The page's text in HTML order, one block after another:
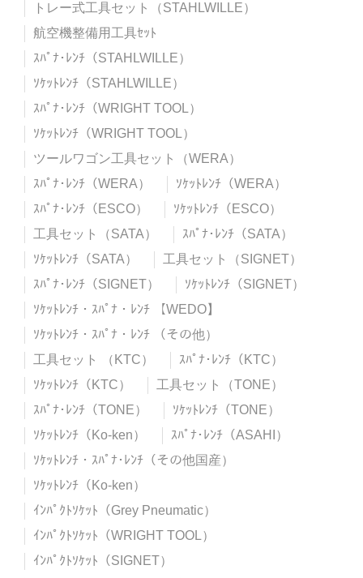
トレー式工具セット（STAHLWILLE）
航空機整備用工具ｾｯﾄ
ｽﾊﾟﾅ･ﾚﾝﾁ（STAHLWILLE）
ｿｹｯﾄﾚﾝﾁ（STAHLWILLE）
ｽﾊﾟﾅ･ﾚﾝﾁ（WRIGHT TOOL）
ｿｹｯﾄﾚﾝﾁ（WRIGHT TOOL）
ツールワゴン工具セット（WERA）
ｽﾊﾟﾅ･ﾚﾝﾁ（WERA）
ｿｹｯﾄﾚﾝﾁ（WERA）
ｽﾊﾟﾅ･ﾚﾝﾁ（ESCO）
ｿｹｯﾄﾚﾝﾁ（ESCO）
工具セット（SATA）
ｽﾊﾟﾅ･ﾚﾝﾁ（SATA）
ｿｹｯﾄﾚﾝﾁ（SATA）
工具セット（SIGNET）
ｽﾊﾟﾅ･ﾚﾝﾁ（SIGNET）
ｿｹｯﾄﾚﾝﾁ（SIGNET）
ｿｹｯﾄﾚﾝﾁ・ｽﾊﾟﾅ・ﾚﾝﾁ 【WEDO】
ｿｹｯﾄﾚﾝﾁ・ｽﾊﾟﾅ・ﾚﾝﾁ （その他）
工具セット （KTC）
ｽﾊﾟﾅ･ﾚﾝﾁ（KTC）
ｿｹｯﾄﾚﾝﾁ（KTC）
工具セット（TONE）
ｽﾊﾟﾅ･ﾚﾝﾁ（TONE）
ｿｹｯﾄﾚﾝﾁ（TONE）
ｿｹｯﾄﾚﾝﾁ（Ko-ken）
ｽﾊﾟﾅ･ﾚﾝﾁ（ASAHI）
ｿｹｯﾄﾚﾝﾁ・ｽﾊﾟﾅ･ﾚﾝﾁ（その他国産）
ｿｹｯﾄﾚﾝﾁ（Ko-ken）
ｲﾝﾊﾟｸﾄｿｹｯﾄ（Grey Pneumatic）
ｲﾝﾊﾟｸﾄｿｹｯﾄ（WRIGHT TOOL）
ｲﾝﾊﾟｸﾄｿｹｯﾄ（SIGNET）